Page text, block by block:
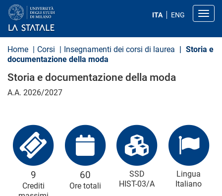
a
ITA ENG
Home Corsi Insegnamenti dei corsi di laurea
Storia e
documentazione della moda
Storia e documentazione della moda
A.A. 2026/2027
9
Crediti
60
Ore totali
SSD
HIST-03/A
Lingua
Italiano